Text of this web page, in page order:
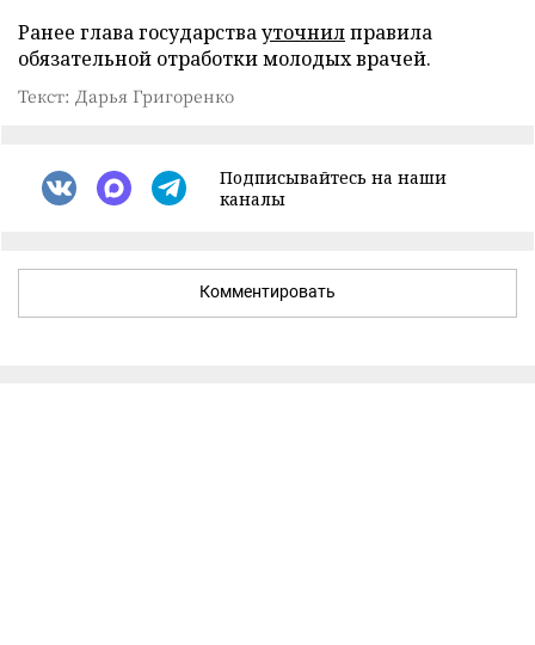
Ранее глава государствауточнилправила
обязательной отработки молодых врачей.
Текст: Дарья Григоренко
Подписывайтесь на наши
каналы
Комментировать